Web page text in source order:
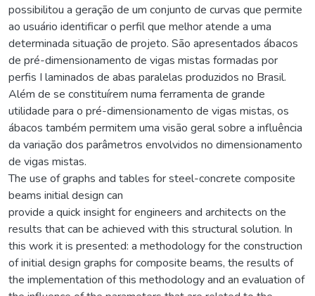
possibilitou a geração de um conjunto de curvas que permite
ao usuário identificar o perfil que melhor atende a uma
determinada situação de projeto. São apresentados ábacos
de pré-dimensionamento de vigas mistas formadas por
perfis I laminados de abas paralelas produzidos no Brasil.
Além de se constituírem numa ferramenta de grande
utilidade para o pré-dimensionamento de vigas mistas, os
ábacos também permitem uma visão geral sobre a influência
da variação dos parâmetros envolvidos no dimensionamento
de vigas mistas.
The use of graphs and tables for steel-concrete composite
beams initial design can
provide a quick insight for engineers and architects on the
results that can be achieved with this structural solution. In
this work it is presented: a methodology for the construction
of initial design graphs for composite beams, the results of
the implementation of this methodology and an evaluation of